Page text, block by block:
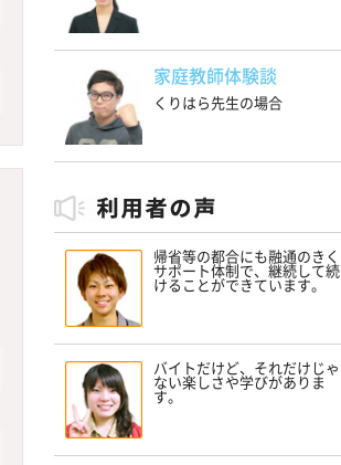
家庭教師体験談
くりはら先生の場合
帰省等の都合にも融通のきく
サポート体制で、継続して続
けることができています。
バイトだけど、それだけじゃ
ない楽しさや学びがありま
す。